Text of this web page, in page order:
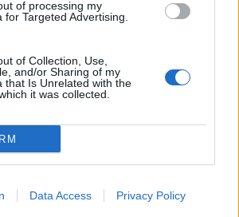
of processing my
for Targeted Advertising.
of Collection, Use,
and/or Sharing of my
that Is Unrelated with the
it was collected.
Data Access Privacy Policy